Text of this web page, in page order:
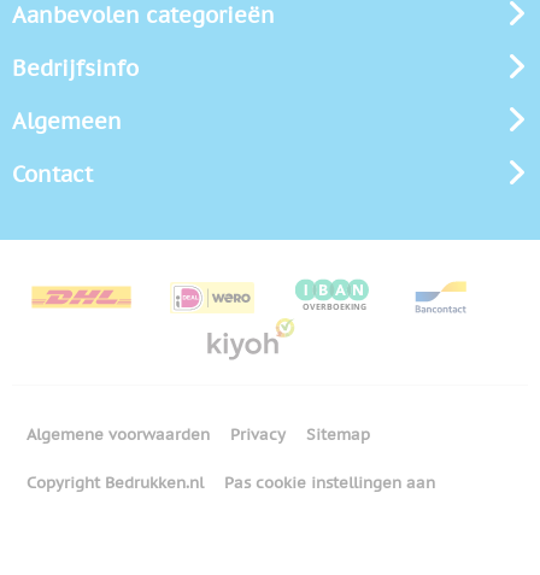
Aanbevolen categorieën
Bedrijfsinfo
Algemeen
Contact
Algemene voorwaarden Privacy Sitemap
Copyright Bedrukken.nl Pas cookie instellingen aan